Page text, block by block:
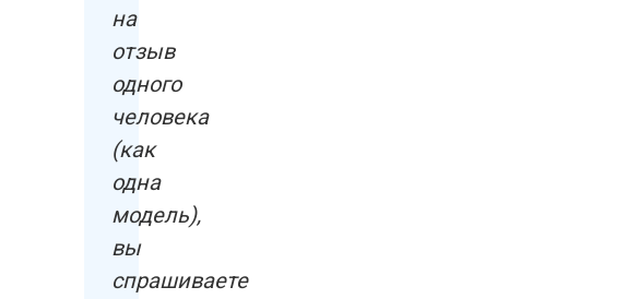
на
отзыв
одного
человека
(как
одна
модель),
вы
спрашиваете